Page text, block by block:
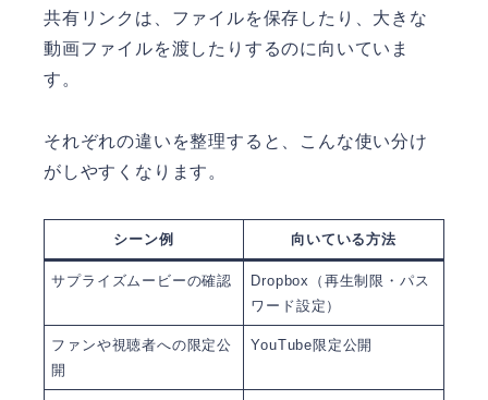
共有リンクは、ファイルを保存したり、大きな
動画ファイルを渡したりするのに向いていま
す。
それぞれの違いを整理すると、こんな使い分け
がしやすくなります。
シーン例 向いている方法
サプライズムービーの確認
Dropbox（再生制限・パス
ワード設定）
ファンや視聴者への限定公
開
YouTube限定公開